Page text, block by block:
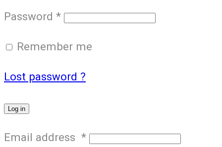
Password *
Remember me
Lost password ?
Log in
Email address *